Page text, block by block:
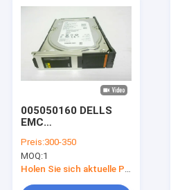
005050160 DELLS
EMC
Lff des Daten-
Gebiets-Es30 4tb
SSD-7.2k 6g
Preis:300-350
MOQ:1
Holen Sie sich aktuelle Preis